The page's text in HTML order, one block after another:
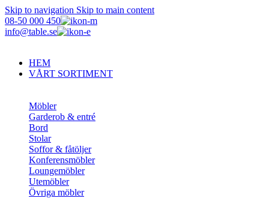
Skip to navigation Skip to main content
08-50 000 450
info@table.se
HEM
VÅRT SORTIMENT
Möbler
Garderob & entré
Bord
Stolar
Soffor & fåtöljer
Konferensmöbler
Loungemöbler
Utemöbler
Övriga möbler